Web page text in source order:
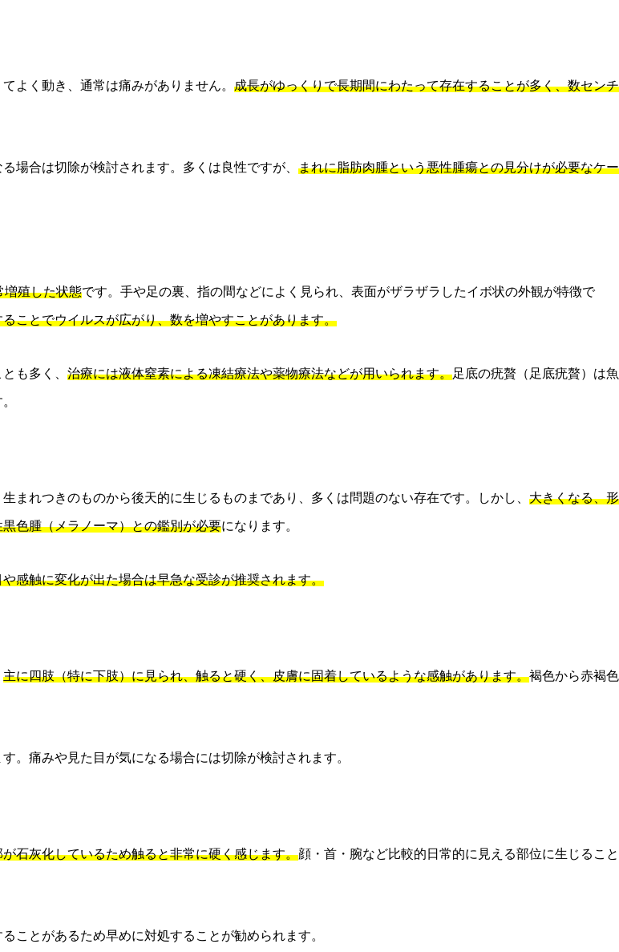
よく動き、通常は痛みがありません。 成長がゆっくりで長期間にわたって存在することが多く、数センチ
場合は切除が検討されます。多くは良性ですが、 まれに脂肪肉腫という悪性腫瘍との見分けが必要なケー
増殖した状態です。手や足の裏、指の間などによく見られ、表面がザラザラしたイボ状の外観が特徴で
ことでウイルスが広がり、数を増やすことがあります。
も多く、 治療には液体窒素による凍結療法や薬物療法などが用いられます。足底の疣贅（足底疣贅）は魚
れつきのものから後天的に生じるものまであり、多くは問題のない存在です。しかし、 大きくなる、形
色腫（メラノーマ）との鑑別が必要になります。
や感触に変化が出た場合は早急な受診が推奨されます。
主に四肢（特に下肢）に見られ、触ると硬く、皮膚に固着しているような感触があります。褐色から赤褐色
。痛みや見た目が気になる場合には切除が検討されます。
が石灰化しているため触ると非常に硬く感じます。顔・首・腕など比較的日常的に見える部位に生じること
ことがあるため早めに対処することが勧められます。